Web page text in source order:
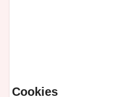
Cookies